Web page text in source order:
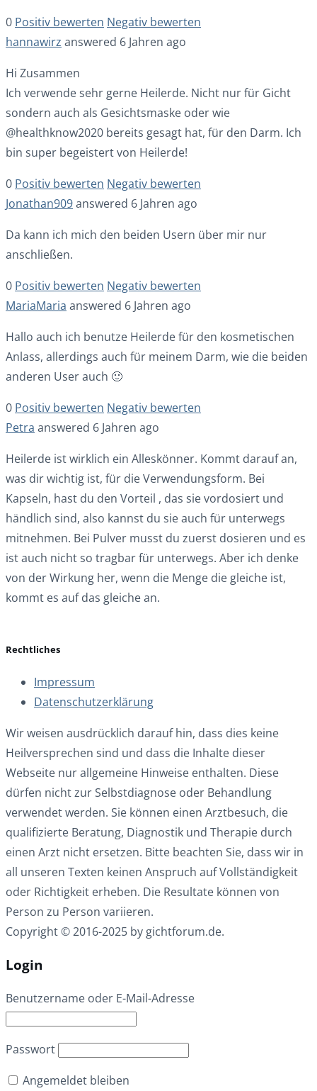
0 Positiv bewerten Negativ bewerten
hannawirz answered 6 Jahren ago
Hi Zusammen
Ich verwende sehr gerne Heilerde. Nicht nur für Gicht
sondern auch als Gesichtsmaske oder wie
@healthknow2020 bereits gesagt hat, für den Darm. Ich
bin super begeistert von Heilerde!
0 Positiv bewerten Negativ bewerten
Jonathan909answered 6 Jahren ago
Da kann ich mich den beiden Usern über mir nur
anschließen.
0 Positiv bewerten Negativ bewerten
MariaMaria answered 6 Jahren ago
Hallo auch ich benutze Heilerde für den kosmetischen
Anlass, allerdings auch für meinem Darm, wie die beiden
anderen User auch 🙂
0 Positiv bewerten Negativ bewerten
Petra answered 6 Jahren ago
Heilerde ist wirklich ein Alleskönner. Kommt darauf an,
was dir wichtig ist, für die Verwendungsform. Bei
Kapseln, hast du den Vorteil , das sie vordosiert und
händlich sind, also kannst du sie auch für unterwegs
mitnehmen. Bei Pulver musst du zuerst dosieren und es
ist auch nicht so tragbar für unterwegs. Aber ich denke
von der Wirkung her, wenn die Menge die gleiche ist,
kommt es auf das gleiche an.
Rechtliches
Impressum
Datenschutzerklärung
Wir weisen ausdrücklich darauf hin, dass dies keine
Heilversprechen sind und dass die Inhalte dieser
Webseite nur allgemeine Hinweise enthalten. Diese
dürfen nicht zur Selbstdiagnose oder Behandlung
verwendet werden. Sie können einen Arztbesuch, die
qualifizierte Beratung, Diagnostik und Therapie durch
einen Arzt nicht ersetzen. Bitte beachten Sie, dass wir in
all unseren Texten keinen Anspruch auf Vollständigkeit
oder Richtigkeit erheben. Die Resultate können von
Person zu Person variieren.
Copyright © 2016-2025 by gichtforum.de.
Login
Benutzername oder E-Mail-Adresse
Passwort
Angemeldet bleiben